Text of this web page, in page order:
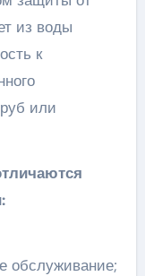
из воды
к
или
обслуживание;